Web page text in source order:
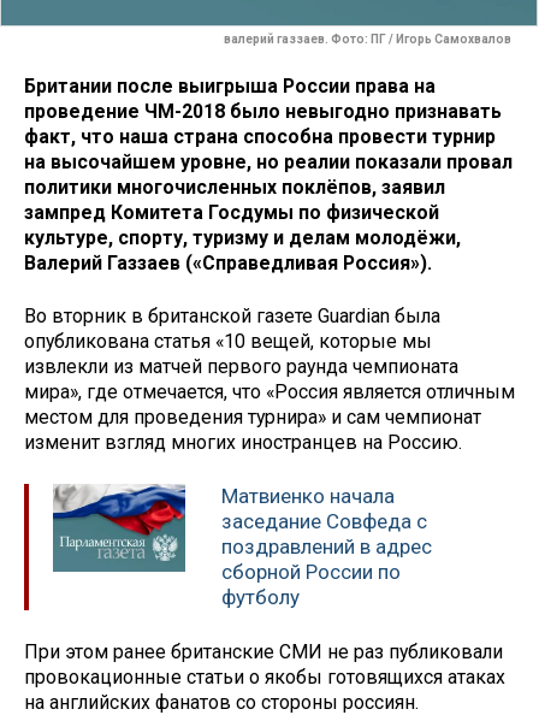
валерий газзаев. Фото: ПГ / Игорь Самохвалов
Британии после выигрыша России права на
проведение ЧМ-2018 было невыгодно признавать
факт, что наша страна способна провести турнир
на высочайшем уровне, но реалии показали провал
политики многочисленных поклёпов, заявил
зампред Комитета Госдумы по физической
культуре, спорту, туризму и делам молодёжи,
Валерий Газзаев («Справедливая Россия»).
Во вторник в британской газете Guardian была
опубликована статья «10 вещей, которые мы
извлекли из матчей первого раунда чемпионата
мира», где отмечается, что «Россия является отличным
местом для проведения турнира» и сам чемпионат
изменит взгляд многих иностранцев на Россию.
Матвиенко начала
заседание Совфеда с
поздравлений в адрес
сборной России по
футболу
При этом ранее британские СМИ не раз публиковали
провокационные статьи о якобы готовящихся атаках
на английских фанатов со стороны россиян.